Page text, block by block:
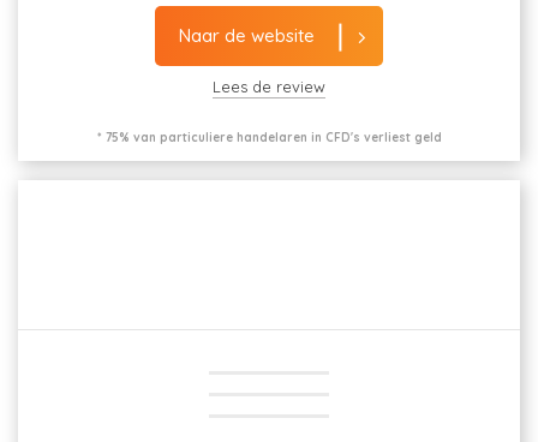
Naar de website
Lees de review
* 75% van particuliere handelaren in CFD's verliest geld